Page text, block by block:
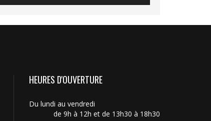
HEURES D'OUVERTURE
Du lundi au vendredi
de 9h à 12h et de 13h30 à 18h30